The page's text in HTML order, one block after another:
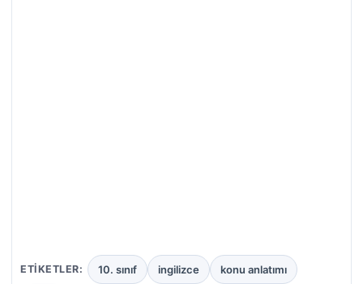
ETIKETLER: 10. sınıf ingilizce konu anlatımı